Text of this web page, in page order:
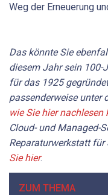
Weg der Erneuerung
Das könnte Sie
diesem Jahr sein 100-
für das 1925
passenderweise unter
wie Sie hier nachlesen
Cloud- und Managed-
Reparaturwerkstatt für
Sie hier.
ZUM THEMA